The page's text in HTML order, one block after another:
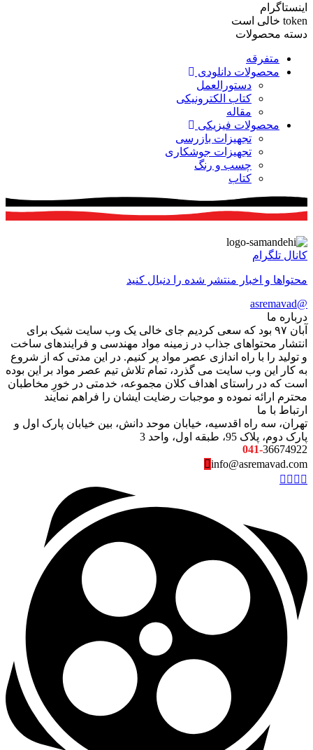
اینستاگرام
token خالی است
دسته محصولات
متفرقه
محصولات دانلودی
دستورالعمل
کتاب الکترونیکی
مقاله
محصولات فیزیکی
تجهیزات بازرسی
تجهیزات جوشکاری
چسب و رنگ
کتاب
کانال تلگرام
محتواها و اخبار منتشر شده را دنبال کنید
@asremavad
درباره ما
آبان ۹۷ بود که سعی کردیم جای خالی یک وب سایت شیک برای
انتشار محتواهای جذاب در زمینه مواد مهندسی و فرایندهای ساخت
و تولید را با راه اندازی عصر مواد پر کنیم. در این مدتی که از شروع
به کار این وب سایت می گذرد، تمام تلاش تیم عصر مواد بر این بوده
است که در راستای اهداف کلان مجموعه، خدمتی در خورِ مخاطبان
محترم ارائه نموده و موجبات رضایت ایشان را فراهم نمایند
ارتباط با ما
تهران، سه راه اقدسیه، خیابان موحد دانش، بین خیابان پارک اول و
پارک دوم، پلاک 95، طبقه اول، واحد 3
041-36674922
info@asremavad.com